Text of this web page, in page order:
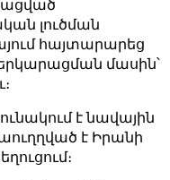
լուծման
հայտարարեց
մասին՝
է նավային
է Իրանի